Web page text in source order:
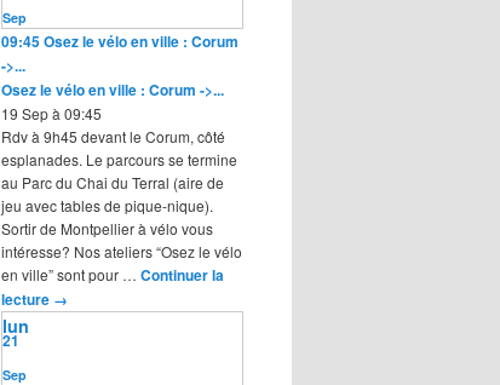
Sep
09:45Osez le vélo en ville : Corum
->...
Osez le vélo en ville : Corum ->...
19 Sep à 09:45
Rdv à 9h45 devant le Corum, côté
esplanades. Le parcours se termine
au Parc du Chai du Terral (aire de
jeu avec tables de pique-nique).
Sortir de Montpellier à vélo vous
intéresse? Nos ateliers “Osez le vélo
en ville” sont pour … Continuer la
lecture →
Sep
21
lun